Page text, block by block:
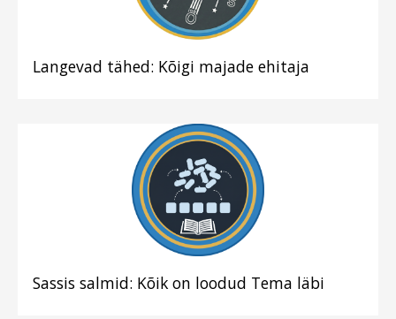
Langevad tähed: Kõigi majade ehitaja
Sassis salmid: Kõik on loodud Tema läbi